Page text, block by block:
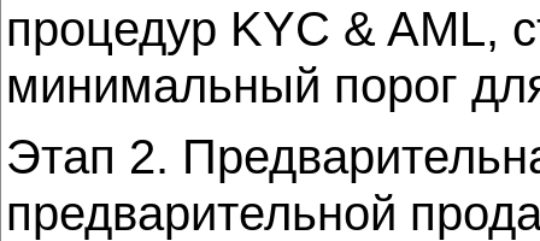
процедур KYC & AML,
минимальный порог
Этап 2.
предварительной